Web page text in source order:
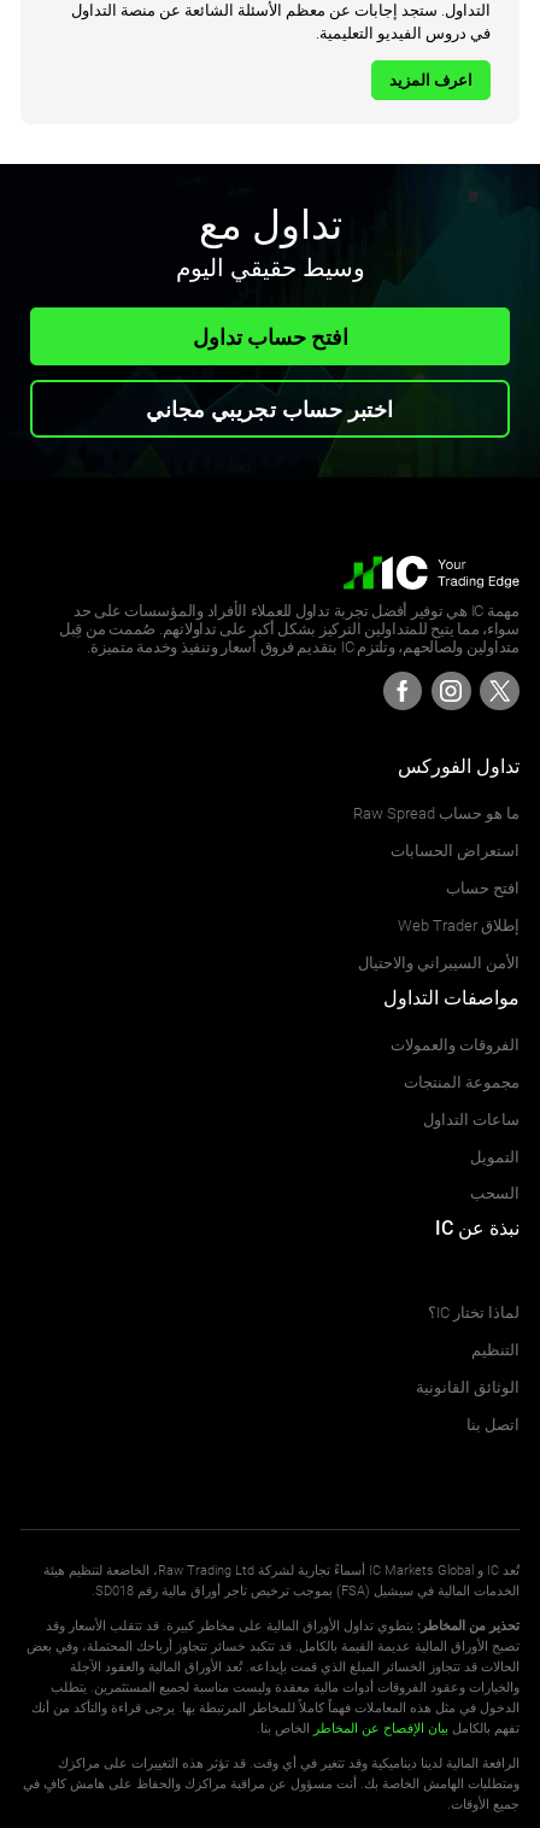
التداول. ستجد إجابات عن معظم الأسئلة الشائعة عن منصة التداول
في دروس الفيديو التعليمية.
اعرف المزيد
تداول مع
وسيط حقيقي اليوم
افتح حساب تداول
اختبر حساب تجريبي مجاني
مهمة IC هي توفير أفضل تجربة تداول للعملاء الأفراد والمؤسسات على حد
سواء، مما يتيح للمتداولين التركيز بشكل أكبر على تداولاتهم. صُممت من قِبل
متداولين ولصالحهم، وتلتزم IC بتقديم فروق أسعار وتنفيذ وخدمة متميزة.
تداول الفوركس
ما هو حساب Raw Spread
استعراض الحسابات
افتح حساب
إطلاق Web Trader
الأمن السيبراني والاحتيال
مواصفات التداول
الفروقات والعمولات
مجموعة المنتجات
ساعات التداول
التمويل
السحب
نبذة عن IC
لماذا تختار IC؟
التنظيم
الوثائق القانونية
اتصل بنا
تُعد IC و IC Markets Global أسماءً تجارية لشركة Raw Trading Ltd، الخاضعة لتنظيم هيئة
الخدمات المالية في سيشيل (FSA) بموجب ترخيص تاجر أوراق مالية رقم SD018.
تحذير من المخاطر: ينطوي تداول الأوراق المالية على مخاطر كبيرة. قد تتقلب الأسعار وقد
تصبح الأوراق المالية عديمة القيمة بالكامل. قد تتكبد خسائر تتجاوز أرباحك المحتملة، وفي بعض
الحالات قد تتجاوز الخسائر المبلغ الذي قمت بإيداعه. تُعد الأوراق المالية والعقود الآجلة
والخيارات وعقود الفروقات أدوات مالية معقدة وليست مناسبة لجميع المستثمرين. يتطلب
الدخول في مثل هذه المعاملات فهماً كاملاً للمخاطر المرتبطة بها. يرجى قراءة والتأكد من أنك
تفهم بالكامل بيان الإفصاح عن المخاطر الخاص بنا.
الرافعة المالية لدينا ديناميكية وقد تتغير في أي وقت. قد تؤثر هذه التغييرات على مراكزك
ومتطلبات الهامش الخاصة بك. أنت مسؤول عن مراقبة مراكزك والحفاظ على هامش كافٍ في
جميع الأوقات.